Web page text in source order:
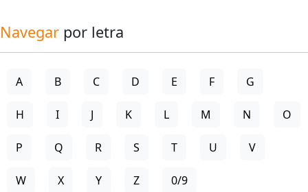
Navegar por letra
A B C D E F G
H I J K L M N O
P Q R S T U V
W X Y Z 0/9